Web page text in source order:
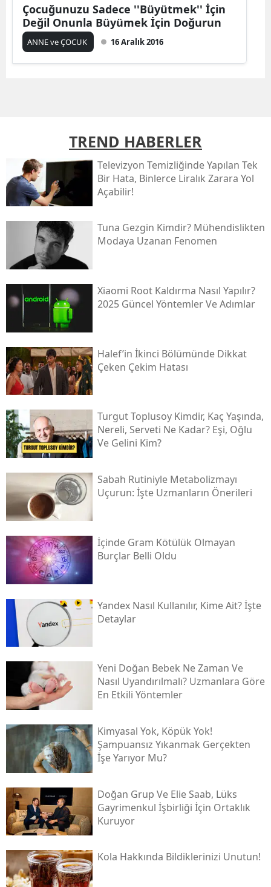
Çocuğunuzu Sadece ''Büyütmek'' İçin
Değil Onunla Büyümek İçin Doğurun
ANNE ve ÇOCUK 16 Aralık 2016
TREND HABERLER
Televizyon Temizliğinde Yapılan Tek
Bir Hata, Binlerce Liralık Zarara Yol
Açabilir!
Tuna Gezgin Kimdir? Mühendislikten
Modaya Uzanan Fenomen
Xiaomi Root Kaldırma Nasıl Yapılır?
2025 Güncel Yöntemler Ve Adımlar
Halef’in İkinci Bölümünde Dikkat
Çeken Çekim Hatası
Turgut Toplusoy Kimdir, Kaç Yaşında,
Nereli, Serveti Ne Kadar? Eşi, Oğlu
Ve Gelini Kim?
Sabah Rutiniyle Metabolizmayı
Uçurun: İşte Uzmanların Önerileri
İçinde Gram Kötülük Olmayan
Burçlar Belli Oldu
Yandex Nasıl Kullanılır, Kime Ait? İşte
Detaylar
Yeni Doğan Bebek Ne Zaman Ve
Nasıl Uyandırılmalı? Uzmanlara Göre
En Etkili Yöntemler
Kimyasal Yok, Köpük Yok!
Şampuansız Yıkanmak Gerçekten
İşe Yarıyor Mu?
Doğan Grup Ve Elie Saab, Lüks
Gayrimenkul İşbirliği İçin Ortaklık
Kuruyor
Kola Hakkında Bildiklerinizi Unutun!